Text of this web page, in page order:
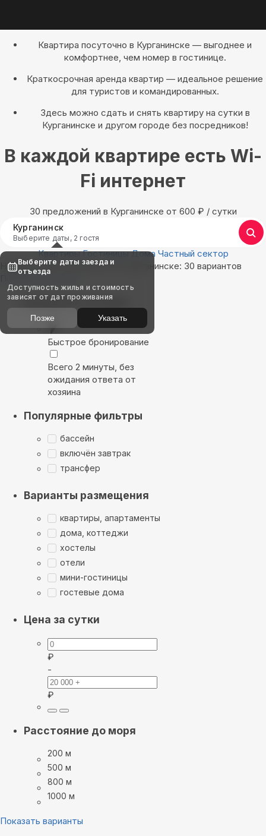
Квартира посуточно в Курганинске — выгоднее и
комфортнее, чем номер в гостинице.
Краткосрочная аренда квартир — идеальное решение
для туристов и командированных.
Здесь можно сдать и снять квартиру на сутки в
Курганинске и другом городе без посредников!
В каждой квартире есть Wi-
Fi интернет
30 предложений в Курганинске oт 600 ₽ / сутки
Курганинск
Выберите даты, 2 гостя
Квартиры Гостиницы Дома Частный сектор
Найдём, где остановиться в Курганинске: 30 вариантов
Показать на карте
Выбирайте лучшее
Быстрое бронирование
Всего 2 минуты, без
ожидания ответа от
хозяина
Популярные фильтры
бассейн
включён завтрак
трансфер
Варианты размещения
квартиры, апартаменты
дома, коттеджи
хостелы
отели
мини-гостиницы
гостевые дома
Цена за сутки
₽
-
₽
Расстояние до моря
200 м
500 м
800 м
1000 м
Показать варианты
Выберите даты заезда и
отъезда
Доступность жилья и стоимость
зависят от дат проживания
Позже Указать